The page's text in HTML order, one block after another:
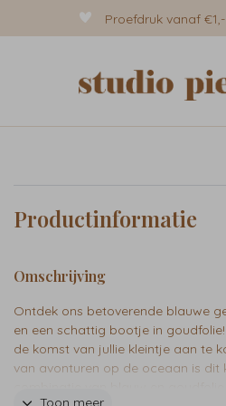
Proefdruk vanaf €1,-
Productinformatie
Omschrijving
Ontdek ons betoverende blauwe
en een schattig bootje in
de komst van jullie kleintje aan te
van avonturen op de oceaan is dit
Toon meer